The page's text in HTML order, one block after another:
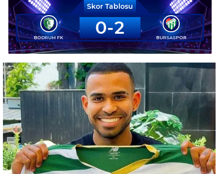
Skor Tablosu
BODRUM FK 0 2 BURSASPOR